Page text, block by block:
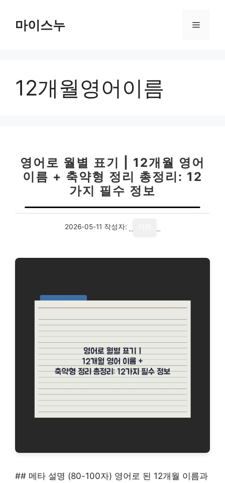
마이스누 메
12개월영어이름
영어로 월별 표기 | 12개월 영어
이름 + 축약형 정리 총정리: 12
가지 필수 정보
2026-05-11 작성자:
## 메타 설명 (80-100자) 영어로 된 12개월 이름과